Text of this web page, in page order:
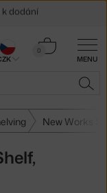
MENU
0
Košík
New Works